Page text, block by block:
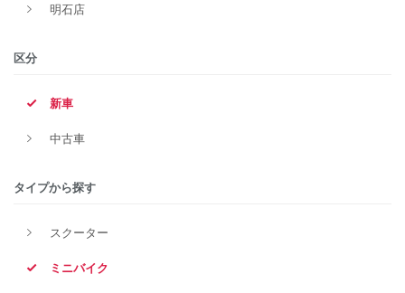
明石店
区分
新車
中古車
タイプから探す
スクーター
ミニバイク
タイプ
価格